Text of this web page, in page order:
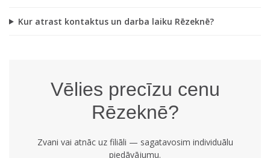
Kur atrast kontaktus un darba laiku Rēzeknē?
Vēlies precīzu cenu
Rēzeknē?
Zvani vai atnāc uz filiāli — sagatavosim individuālu
piedāvājumu.